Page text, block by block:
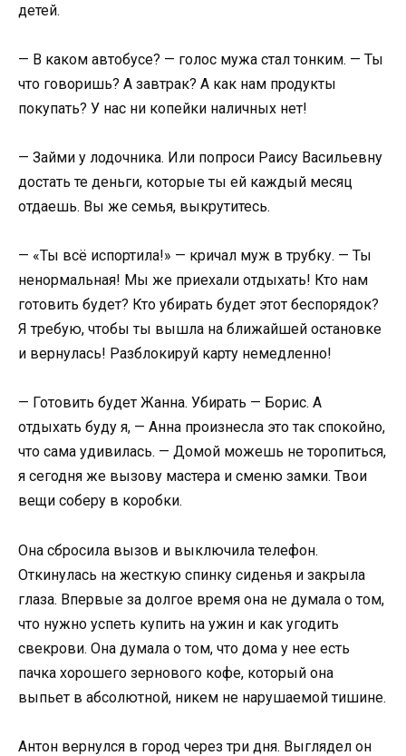
детей.
— В каком автобусе? — голос мужа стал тонким. — Ты
что говоришь? А завтрак? А как нам продукты
покупать? У нас ни копейки наличных нет!
— Займи у лодочника. Или попроси Раису Васильевну
достать те деньги, которые ты ей каждый месяц
отдаешь. Вы же семья, выкрутитесь.
— «Ты всё испортила!» — кричал муж в трубку. — Ты
ненормальная! Мы же приехали отдыхать! Кто нам
готовить будет? Кто убирать будет этот беспорядок?
Я требую, чтобы ты вышла на ближайшей остановке
и вернулась! Разблокируй карту немедленно!
— Готовить будет Жанна. Убирать — Борис. А
отдыхать буду я, — Анна произнесла это так спокойно,
что сама удивилась. — Домой можешь не торопиться,
я сегодня же вызову мастера и сменю замки. Твои
вещи соберу в коробки.
Она сбросила вызов и выключила телефон.
Откинулась на жесткую спинку сиденья и закрыла
глаза. Впервые за долгое время она не думала о том,
что нужно успеть купить на ужин и как угодить
свекрови. Она думала о том, что дома у нее есть
пачка хорошего зернового кофе, который она
выпьет в абсолютной, никем не нарушаемой тишине.
Антон вернулся в город через три дня. Выглядел он